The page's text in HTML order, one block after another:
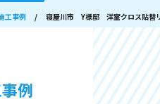
工事例 / 寝屋川市 Y様邸 洋室クロス貼替
例